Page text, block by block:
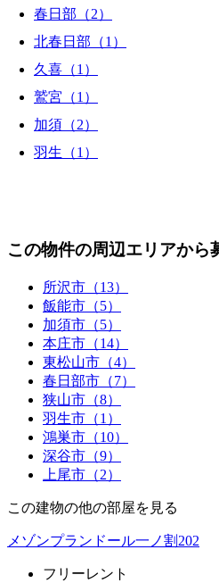
春日部（2）
北春日部（1）
久喜（1）
鷲宮（1）
加須（2）
羽生（1）
この物件の周辺エリアから
所沢市（13）
飯能市（5）
加須市（5）
本庄市（14）
東松山市（4）
春日部市（7）
狭山市（8）
羽生市（1）
鴻巣市（10）
深谷市（9）
上尾市（2）
この建物の他の部屋を見る
メゾンプランドール一ノ割202
フリーレント